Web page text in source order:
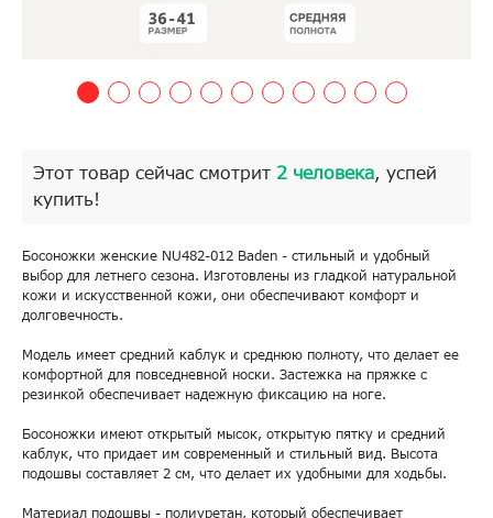
Этот товар сейчас смотрит 2 человека, успей
купить!
Босоножки женские NU482-012 Baden - стильный и удобный
выбор для летнего сезона. Изготовлены из гладкой натуральной
кожи и искусственной кожи, они обеспечивают комфорт и
долговечность.
Модель имеет средний каблук и среднюю полноту, что делает ее
комфортной для повседневной носки. Застежка на пряжке с
резинкой обеспечивает надежную фиксацию на ноге.
Босоножки имеют открытый мысок, открытую пятку и средний
каблук, что придает им современный и стильный вид. Высота
подошвы составляет 2 см, что делает их удобными для ходьбы.
Материал подошвы - полиуретан, который обеспечивает